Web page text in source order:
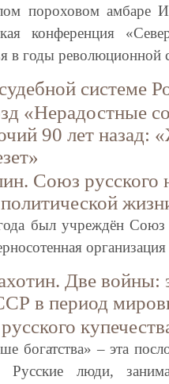
пороховом амбаре
конференция
в годы
системе
«Нерадостные
90 лет назад:
Союз русского
был учреждён
Две войны:
в период
богатства» – эта
Русские люди,